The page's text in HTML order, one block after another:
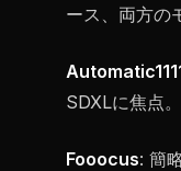
ース、両方の
SDXLに焦点。
Fooocus: 簡